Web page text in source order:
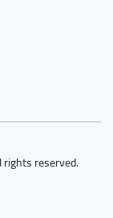
rights reserved.